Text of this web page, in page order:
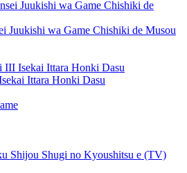
Juukishi wa Game Chishiki de Musou
Ittara Honki Dasu